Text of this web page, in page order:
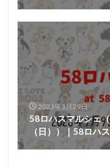
2023年1月29日
58ロハスマルシェ
（日））｜58ロハ